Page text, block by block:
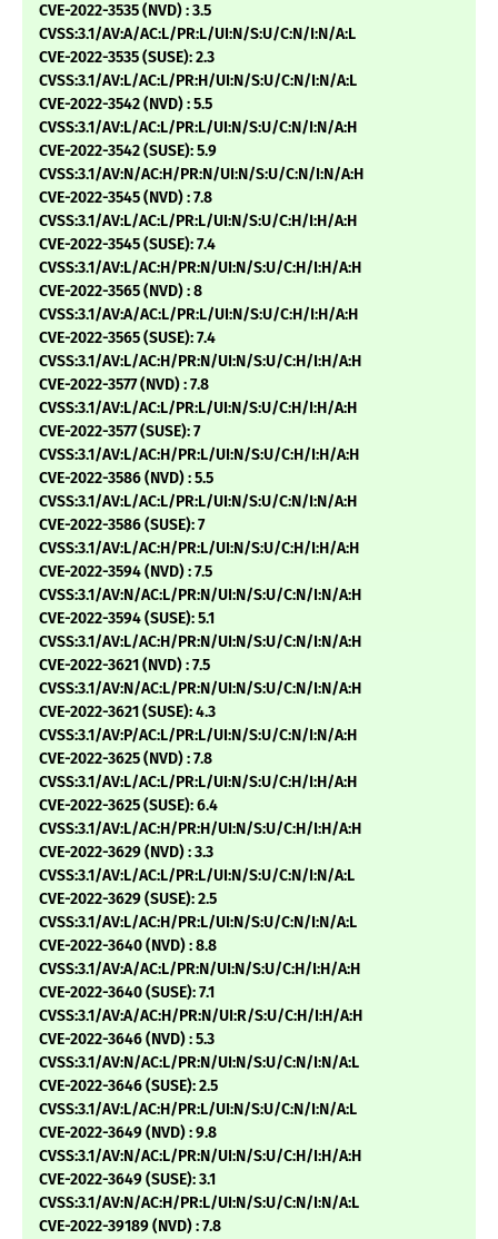
CVE-2022-3535 (NVD) : 3.5
CVSS:3.1/AV:A/AC:L/PR:L/UI:N/S:U/C:N/I:N/A:L
CVE-2022-3535 (SUSE): 2.3
CVSS:3.1/AV:L/AC:L/PR:H/UI:N/S:U/C:N/I:N/A:L
CVE-2022-3542 (NVD) : 5.5
CVSS:3.1/AV:L/AC:L/PR:L/UI:N/S:U/C:N/I:N/A:H
CVE-2022-3542 (SUSE): 5.9
CVSS:3.1/AV:N/AC:H/PR:N/UI:N/S:U/C:N/I:N/A:H
CVE-2022-3545 (NVD) : 7.8
CVSS:3.1/AV:L/AC:L/PR:L/UI:N/S:U/C:H/I:H/A:H
CVE-2022-3545 (SUSE): 7.4
CVSS:3.1/AV:L/AC:H/PR:N/UI:N/S:U/C:H/I:H/A:H
CVE-2022-3565 (NVD) : 8
CVSS:3.1/AV:A/AC:L/PR:L/UI:N/S:U/C:H/I:H/A:H
CVE-2022-3565 (SUSE): 7.4
CVSS:3.1/AV:L/AC:H/PR:N/UI:N/S:U/C:H/I:H/A:H
CVE-2022-3577 (NVD) : 7.8
CVSS:3.1/AV:L/AC:L/PR:L/UI:N/S:U/C:H/I:H/A:H
CVE-2022-3577 (SUSE): 7
CVSS:3.1/AV:L/AC:H/PR:L/UI:N/S:U/C:H/I:H/A:H
CVE-2022-3586 (NVD) : 5.5
CVSS:3.1/AV:L/AC:L/PR:L/UI:N/S:U/C:N/I:N/A:H
CVE-2022-3586 (SUSE): 7
CVSS:3.1/AV:L/AC:H/PR:L/UI:N/S:U/C:H/I:H/A:H
CVE-2022-3594 (NVD) : 7.5
CVSS:3.1/AV:N/AC:L/PR:N/UI:N/S:U/C:N/I:N/A:H
CVE-2022-3594 (SUSE): 5.1
CVSS:3.1/AV:L/AC:H/PR:N/UI:N/S:U/C:N/I:N/A:H
CVE-2022-3621 (NVD) : 7.5
CVSS:3.1/AV:N/AC:L/PR:N/UI:N/S:U/C:N/I:N/A:H
CVE-2022-3621 (SUSE): 4.3
CVSS:3.1/AV:P/AC:L/PR:L/UI:N/S:U/C:N/I:N/A:H
CVE-2022-3625 (NVD) : 7.8
CVSS:3.1/AV:L/AC:L/PR:L/UI:N/S:U/C:H/I:H/A:H
CVE-2022-3625 (SUSE): 6.4
CVSS:3.1/AV:L/AC:H/PR:H/UI:N/S:U/C:H/I:H/A:H
CVE-2022-3629 (NVD) : 3.3
CVSS:3.1/AV:L/AC:L/PR:L/UI:N/S:U/C:N/I:N/A:L
CVE-2022-3629 (SUSE): 2.5
CVSS:3.1/AV:L/AC:H/PR:L/UI:N/S:U/C:N/I:N/A:L
CVE-2022-3640 (NVD) : 8.8
CVSS:3.1/AV:A/AC:L/PR:N/UI:N/S:U/C:H/I:H/A:H
CVE-2022-3640 (SUSE): 7.1
CVSS:3.1/AV:A/AC:H/PR:N/UI:R/S:U/C:H/I:H/A:H
CVE-2022-3646 (NVD) : 5.3
CVSS:3.1/AV:N/AC:L/PR:N/UI:N/S:U/C:N/I:N/A:L
CVE-2022-3646 (SUSE): 2.5
CVSS:3.1/AV:L/AC:H/PR:L/UI:N/S:U/C:N/I:N/A:L
CVE-2022-3649 (NVD) : 9.8
CVSS:3.1/AV:N/AC:L/PR:N/UI:N/S:U/C:H/I:H/A:H
CVE-2022-3649 (SUSE): 3.1
CVSS:3.1/AV:N/AC:H/PR:L/UI:N/S:U/C:N/I:N/A:L
CVE-2022-39189 (NVD) : 7.8